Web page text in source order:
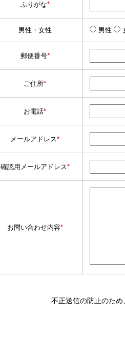
ふりがな*
男性・女性 男性
郵便番号*
ご住所*
お電話*
メールアドレス*
確認用メールアドレス*
お問い合わせ内容*
不正送信の防止のため